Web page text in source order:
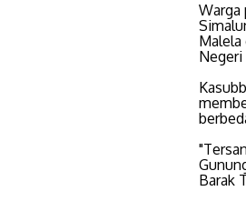
Warga
Malela
Negeri
Barak